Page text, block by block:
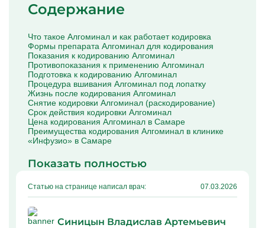
Содержание
Что такое Алгоминал и как работает кодировка
Формы препарата Алгоминал для кодирования
Показания к кодированию Алгоминал
Противопоказания к применению Алгоминал
Подготовка к кодированию Алгоминал
Процедура вшивания Алгоминал под лопатку
Жизнь после кодирования Алгоминал
Снятие кодировки Алгоминал (раскодирование)
Срок действия кодировки Алгоминал
Цена кодирования Алгоминал в Самаре
Преимущества кодирования Алгоминал в клинике
«Инфузио» в Самаре
Показать полностью
Статью на странице написал врач: 07.03.2026
Синицын Владислав Артемьевич